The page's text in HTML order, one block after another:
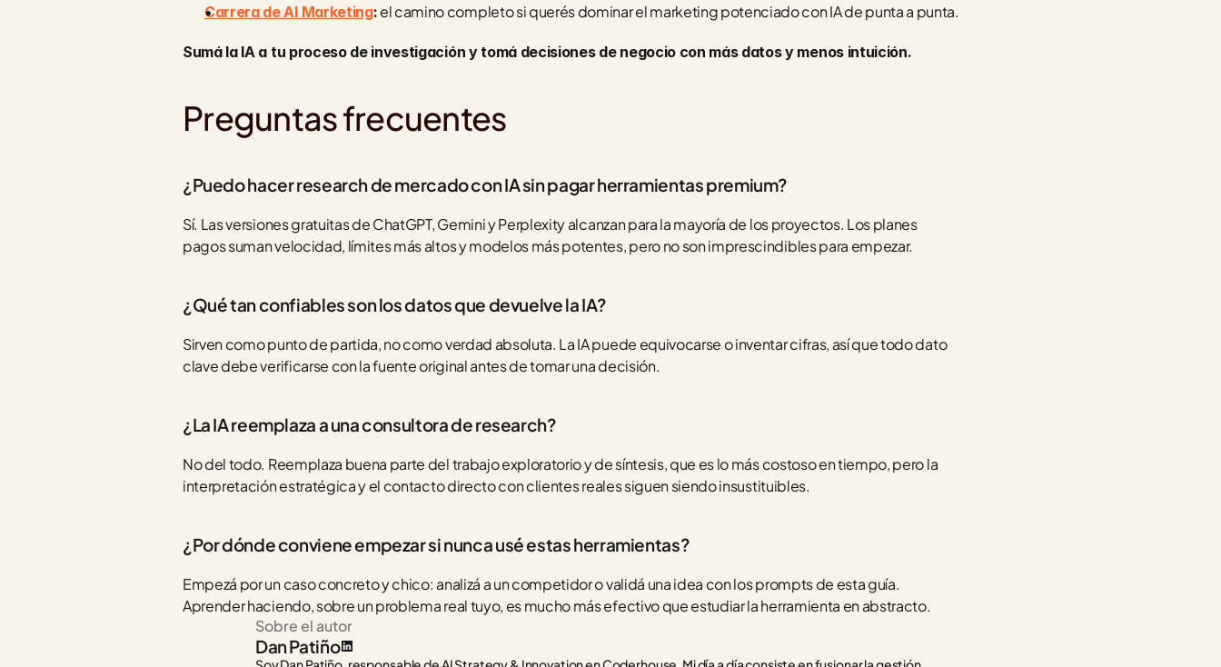
Carrera de AI Marketing: el camino completo si querés dominar el marketing potenciado con IA de punta a punta.
Sumá la IA a tu proceso de investigación y tomá decisiones de negocio con más datos y menos intuición.
Preguntas frecuentes
¿Puedo hacer research de mercado con IA sin pagar herramientas premium?
Sí. Las versiones gratuitas de ChatGPT, Gemini y Perplexity alcanzan para la mayoría de los proyectos. Los planes
pagos suman velocidad, límites más altos y modelos más potentes, pero no son imprescindibles para empezar.
¿Qué tan confiables son los datos que devuelve la IA?
Sirven como punto de partida, no como verdad absoluta. La IA puede equivocarse o inventar cifras, así que todo dato
clave debe verificarse con la fuente original antes de tomar una decisión.
¿La IA reemplaza a una consultora de research?
No del todo. Reemplaza buena parte del trabajo exploratorio y de síntesis, que es lo más costoso en tiempo, pero la
interpretación estratégica y el contacto directo con clientes reales siguen siendo insustituibles.
¿Por dónde conviene empezar si nunca usé estas herramientas?
Empezá por un caso concreto y chico: analizá a un competidor o validá una idea con los prompts de esta guía.
Aprender haciendo, sobre un problema real tuyo, es mucho más efectivo que estudiar la herramienta en abstracto.
Sobre el autor
Dan Patiño